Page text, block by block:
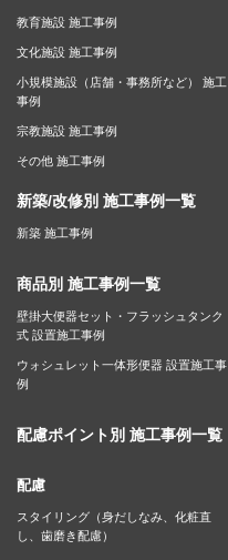
教育施設 施工事例
文化施設 施工事例
小規模施設（店舗・事務所など） 施工
事例
宗教施設 施工事例
その他 施工事例
新築/改修別 施工事例一覧
新築 施工事例
商品別 施工事例一覧
壁掛大便器セット・フラッシュタンク
式 設置施工事例
ウォシュレット一体形便器 設置施工事
例
配慮ポイント別 施工事例一覧
配慮
スタイリング（身だしなみ、化粧直
し、歯磨き配慮）